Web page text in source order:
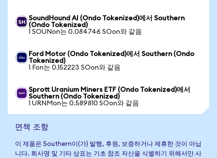
SoundHound AI (Ondo Tokenized)에서 Southern
(Ondo Tokenized)
1 SOUNon는 0.084746 SOon와 같음
Ford Motor (Ondo Tokenized)에서 Southern (Ondo
Tokenized)
1 Fon는 0.152223 SOon와 같음
Sprott Uranium Miners ETF (Ondo Tokenized)에서
Southern (Ondo Tokenized)
1 URNMon는 0.589810 SOon와 같음
면책 조항
이 제품은 Southern이(가) 발행, 후원, 보증하거나 제휴한 것이 아닙
니다. 회사명 및 기타 상표는 기초 참조 자산을 식별하기 위해서만 사